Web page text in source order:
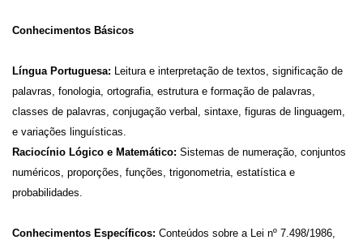
Conhecimentos Básicos
Língua Portuguesa: Leitura e interpretação de textos, significação de
palavras, fonologia, ortografia, estrutura e formação de palavras,
classes de palavras, conjugação verbal, sintaxe, figuras de linguagem,
e variações linguísticas.
Raciocínio Lógico e Matemático: Sistemas de numeração, conjuntos
numéricos, proporções, funções, trigonometria, estatística e
probabilidades.
Conhecimentos Específicos: Conteúdos sobre a Lei nº 7.498/1986,